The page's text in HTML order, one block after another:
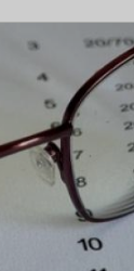
skickat den
få ersättning
hos olika
med